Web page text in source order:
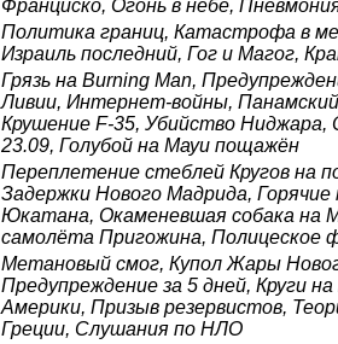
Франциско, Огонь в небе,
Политика границ, Катастрофа в
Израиль последний, Гог и Магог,
Грязь на Burning Man,
Ливии, Интернет-войны,
Крушение F-35, Убийство
23.09, Голубой на Мауи пощажён
Переплетение стеблей Кругов на
Задержки Нового Мадрида,
Юкатана, Окаменевшая собака на
самолёта Пригожина, Полицеское
Метановый смог, Купол Жары
Предупреждение за 5 дней, Круги
Америки, Призыв резервистов,
Греции, Слушания по НЛО